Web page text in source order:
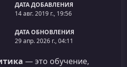
ДАТА ДОБАВЛЕНИЯ
14 авг. 2019 г., 19:56
ДАТА ОБНОВЛЕНИЯ
29 апр. 2026 г., 04:11
— это обучение,